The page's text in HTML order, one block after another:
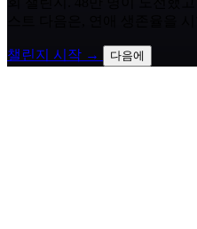
챌린지 시작 → 다음에